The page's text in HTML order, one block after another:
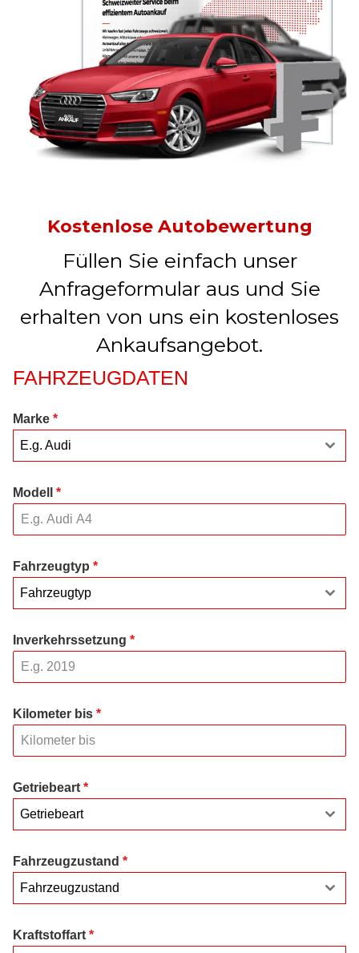
Kostenlose Autobewertung
Füllen Sie einfach unser
Anfrageformular aus und Sie
erhalten von uns ein kostenloses
Ankaufsangebot.
FAHRZEUGDATEN
Marke *
E.g. Audi
Modell *
Fahrzeugtyp *
Fahrzeugtyp
Inverkehrssetzung *
Kilometer bis *
Getriebeart *
Getriebeart
Fahrzeugzustand *
Fahrzeugzustand
Kraftstoffart *